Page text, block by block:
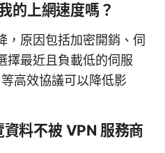
的上網速度嗎？
，原因包括加密開銷、伺
擇最近且負載低的伺服
高效協議可以降低影
料不被 VPN 服務商